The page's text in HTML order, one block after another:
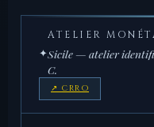
✦
ATELIER
Sicile — atelier
C.
↗ CRRO